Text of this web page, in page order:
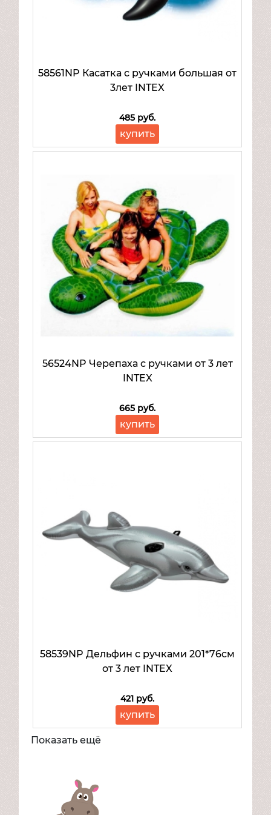
Товары для малышей
58561NP Касатка с ручками большая от
3лет INTEX
485 руб.
купить
56524NP Черепаха с ручками от 3 лет
INTEX
665 руб.
купить
58539NP Дельфин с ручками 201*76см
от 3 лет INTEX
421 руб.
купить
Показать ещё